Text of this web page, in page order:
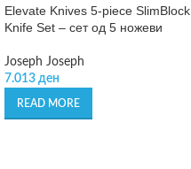
Elevate Knives 5-piece SlimBlock
Knife Set – сет од 5 ножеви
Joseph Joseph
7.013 ден
READ MORE